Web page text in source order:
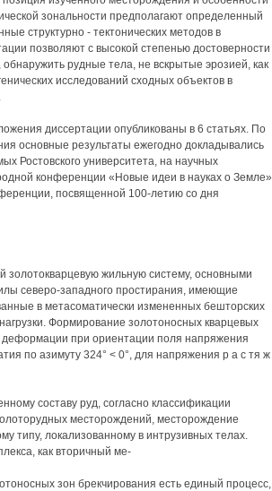
зональности предполагают определенный
структурно - тектонических методов в
позволяют с высокой степенью достоверности
рудные тела, не вскрытые эрозией, как
исследований сходных объектов в
диссертации опубликованы в 6 статьях. По
основные результаты ежегодно докладывались
Ростовского университета, на научных
конференции «Новые идеи в науках о Земле»
посвященной 100-летию со дня
жильную систему, основными
северо-западного простирания, имеющие
в метасоматически измененных бешторских
Формирование золотоносных кварцевых
деформации при ориентации поля напряжения
по азимуту 324° < 0°, для напряжения р а с тя ж
составу руд, согласно классификации
месторождений, месторождение
типу, локализованному в интрузивных телах.
как вторичный ме-
зон брекчирования есть единый процесс,